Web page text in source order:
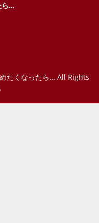
ら…
たくなったら… All Rights